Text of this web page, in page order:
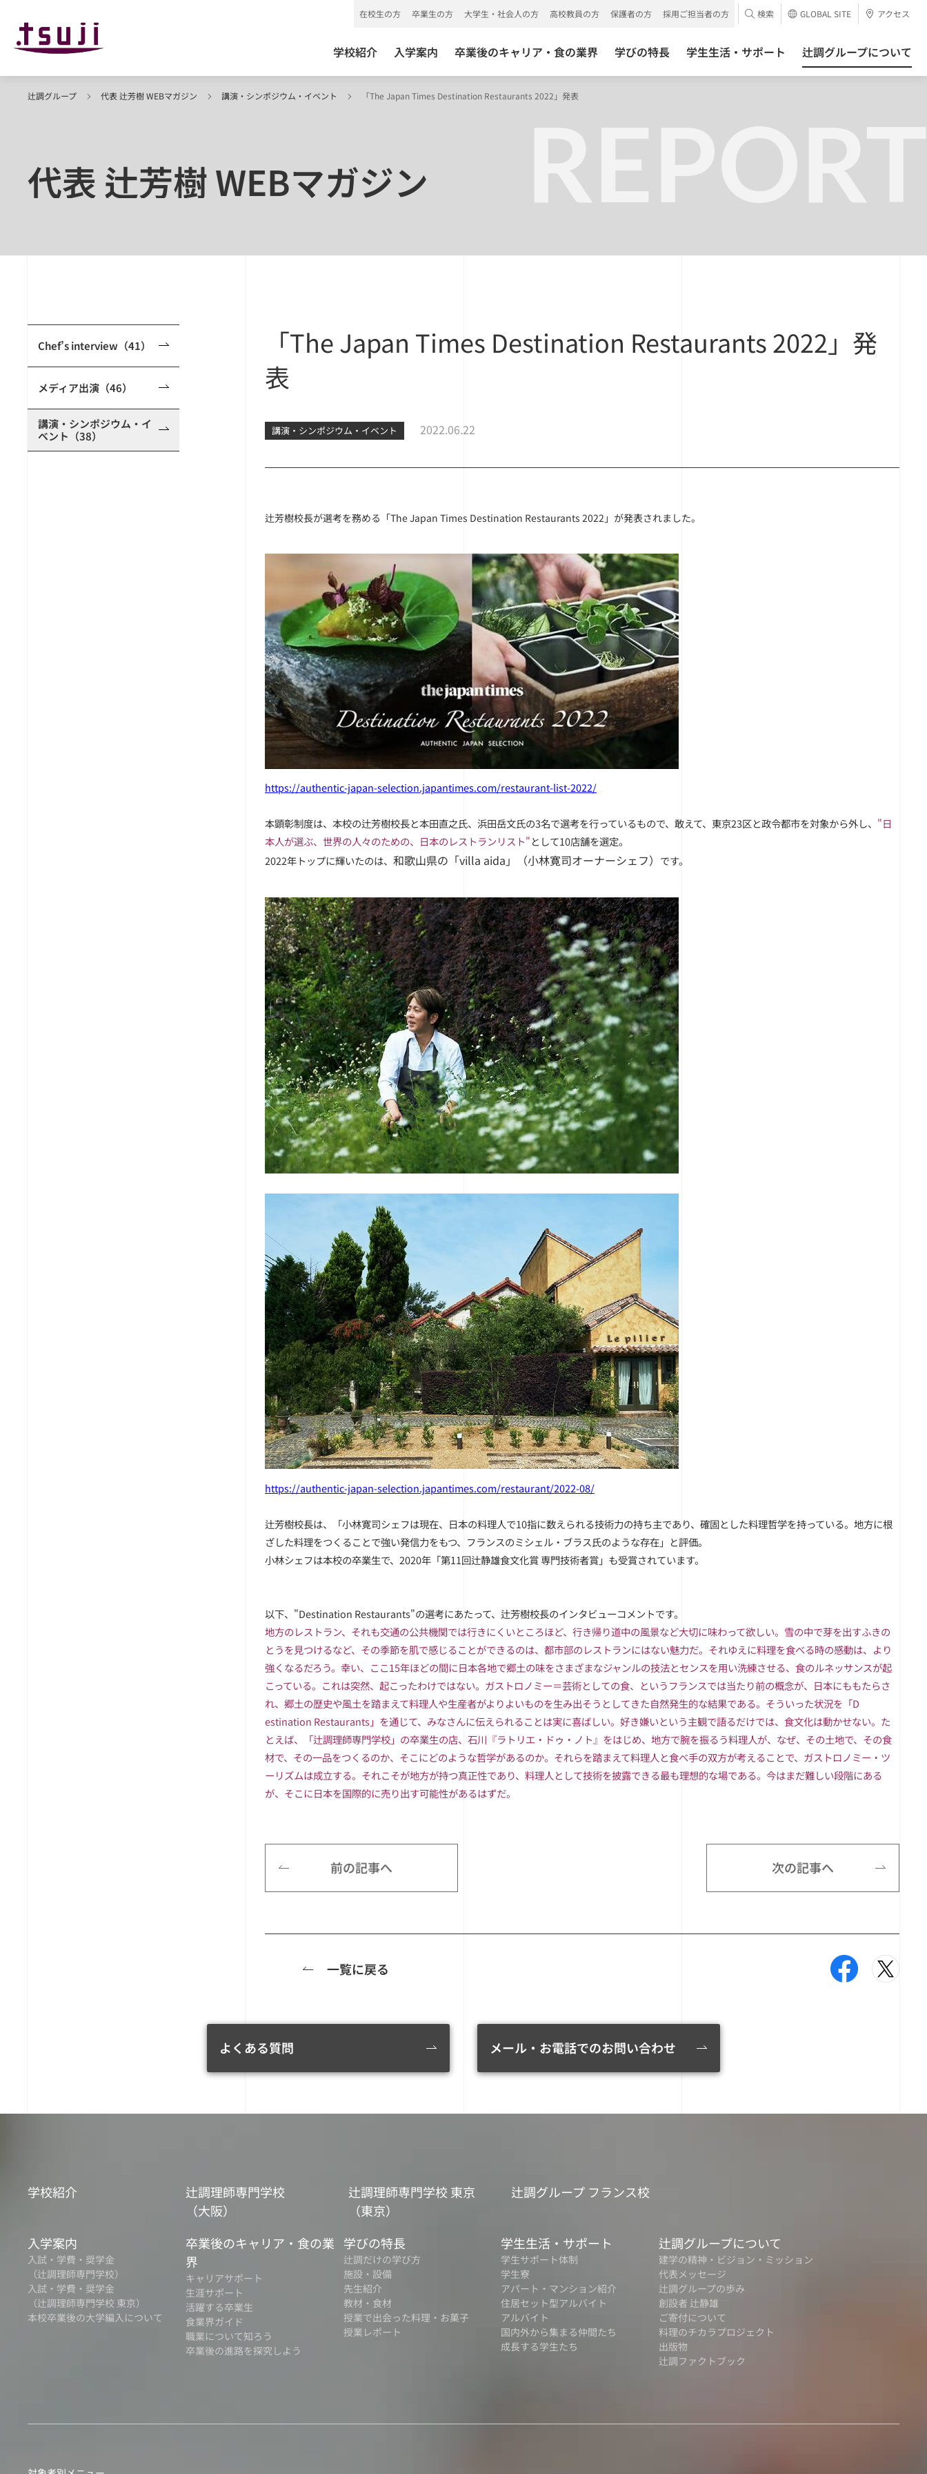
学校紹介 入学案内 卒業後のキャリア・食の業界 学びの特長 学生生活・サポート 辻調グループについて
在校生の方 卒業生の方 大学生・社会人の方 高校教員の方 保護者の方 採用ご担当者の方 検索 GLOBAL SITE アクセス
REPORT
辻調グループ 代表 辻芳樹 WEBマガジン 講演・シンポジウム・イベント 「The Japan Times Destination Restaurants 2022」発表
代表 辻芳樹 WEBマガジン
Chef’s interview（41）
メディア出演（46）
講演・シンポジウム・イ
ベント（38）
「The Japan Times Destination Restaurants 2022」発
表
講演・シンポジウム・イベント 2022.06.22
辻芳樹校長が選考を務める「The Japan Times Destination Restaurants 2022」が発表されました。
https://authentic-japan-selection.japantimes.com/restaurant-list-2022/
本顕彰制度は、本校の辻芳樹校長と本田直之氏、浜田岳文氏の3名で選考を行っているもので、敢えて、東京23区と政令都市を対象から外し、 "日
本人が選ぶ、世界の人々のための、日本のレストランリスト"として10店舗を選定。
2022年トップに輝いたのは、 和歌山県の「villa aida」（小林寛司オーナーシェフ） です。
https://authentic-japan-selection.japantimes.com/restaurant/2022-08/
辻芳樹校長は、
「小林寛司シェフは現在、日本の料理人で10指に数えられる技術力の持ち主であり、確固とした料理哲学を持っている。地方に根
ざした料理をつくることで強い発信力をもつ、フランスのミシェル・ブラス氏のような存在」と評価。
小林シェフは本校の卒業生で、2020年「第11回辻静雄食文化賞 専門技術者賞」も受賞されています。
以下、"Destination Restaurants"の選考にあたって、 辻芳樹校長のインタビューコメントです。
地方のレストラン、 それも交通の公共機関では行きにくいところほど、 行き帰り道中の風景など大切に味わって欲しい。 雪の中で芽を出すふきの
とうを見つけるなど、 その季節を肌で感じることができるのは、 都市部のレストランにはない魅力だ。 それゆえに料理を食べる時の感動は、より
強くなるだろう。幸い、 ここ15年ほどの間に日本各地で郷土の味をさまざまなジャンルの技法とセンスを用い洗練させる、 食のルネッサンスが起
こっている。これは突然、 起こったわけではない。ガストロノミー＝芸術としての食、
というフランスでは当たり前の概念が、日本にももたらさ
れ、 郷土の歴史や風土を踏まえて料理人や生産者がよりよいものを生み出そうとしてきた自然発生的な結果である。そういった状況を「D
estination Restaurants」を通じて、 みなさんに伝えられることは実に喜ばしい。 好き嫌いという主観で語るだけでは、食文化は動かせない。 た
とえば、「辻調理師専門学校」の卒業生の店、石川『ラトリエ・ ドゥ・ノト』をはじめ、地方で腕を振るう料理人が、なぜ、 その土地で、その食
材で、その一品をつくるのか、 そこにどのような哲学があるのか。 それらを踏まえて料理人と食べ手の双方が考えることで、 ガストロノミー・ツ
ーリズムは成立する。 それこそが地方が持つ真正性であり、料理人として技術を披露できる最も理想的な場である。今はまだ難しい段階にある
が、 そこに日本を国際的に売り出す可能性があるはずだ。
前の記事へ 次の記事へ
一覧に戻る
よくある質問 メール・お電話でのお問い合わせ
学校紹介
辻調理師専門学校
（大阪）
辻調理師専門学校 東京
（東京）
辻調グループ フランス校
入学案内
入試・学費・奨学金
（辻調理師専門学校）
入試・学費・奨学金
（辻調理師専門学校 東京）
本校卒業後の大学編入について
卒業後のキャリア・食の業
界
キャリアサポート
生涯サポート
活躍する卒業生
食業界ガイド
職業について知ろう
卒業後の進路を探究しよう
学びの特長
辻調だけの学び方
施設・設備
先生紹介
教材・食材
授業で出会った料理・お菓子
授業レポート
学生生活・サポート
学生サポート体制
学生寮
アパート・マンション紹介
住居セット型アルバイト
アルバイト
国内外から集まる仲間たち
成長する学生たち
辻調グループについて
建学の精神・ビジョン・ミッション
代表メッセージ
辻調グループの歩み
創設者 辻静雄
ご寄付について
料理のチカラプロジェクト
出版物
辻調ファクトブック